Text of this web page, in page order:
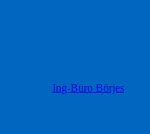
Ing-Büro Börjes